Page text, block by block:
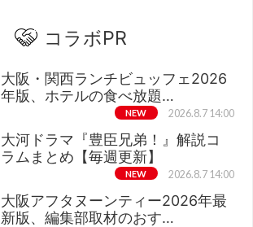
コラボPR
大阪・関西ランチビュッフェ2026
年版、ホテルの食べ放題…
NEW 2026.8.7 14:00
大河ドラマ『豊臣兄弟！』解説コ
ラムまとめ【毎週更新】
NEW 2026.8.7 14:00
大阪アフタヌーンティー2026年最
新版、編集部取材のおす…